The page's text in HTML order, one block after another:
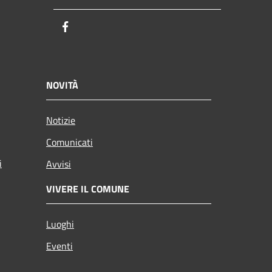
NOVITÀ
Notizie
Comunicati
Avvisi
VIVERE IL COMUNE
Luoghi
Eventi